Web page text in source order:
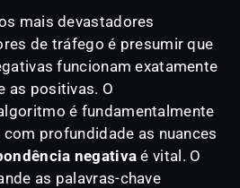
mais devastadores
de tráfego é presumir que
funcionam exatamente
as positivas. O
é fundamentalmente
profundidade as nuances
negativaé vital. O
as palavras-chave